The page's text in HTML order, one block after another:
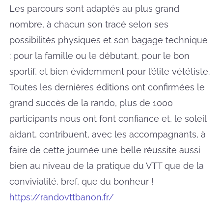
Les parcours sont adaptés au plus grand
nombre, à chacun son tracé selon ses
possibilités physiques et son bagage technique
: pour la famille ou le débutant, pour le bon
sportif, et bien évidemment pour l’élite vététiste.
Toutes les dernières éditions ont confirmées le
grand succès de la rando, plus de 1000
participants nous ont font confiance et, le soleil
aidant, contribuent, avec les accompagnants, à
faire de cette journée une belle réussite aussi
bien au niveau de la pratique du VTT que de la
convivialité, bref, que du bonheur !
https://randovttbanon.fr/